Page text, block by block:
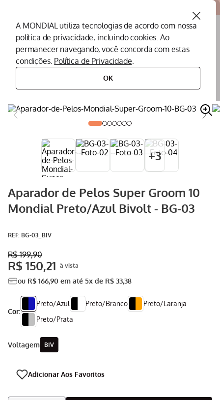
A MONDIAL utiliza tecnologias de acordo com nossa
política de privacidade, incluindo cookies. Ao
permanecer navegando, você concorda com estas
condições. Política de Privacidade.
OK
O que você procura?
aparador de pelos
+3
Aparador de Pelos Super Groom 10
Mondial Preto/Azul Bivolt - BG-03
: BG-03_BIV
R$ 199,90
R$ 150,21
ou R$ 166,90 em até 5x de R$ 33,38
Cor:
Preto/Azul Preto/Branco
Preto/Laranja
Preto/Prata
voltagem BIV
2º Air Fryer
Assistencia Tecnica
Liquidificador
7º Panificadora
9º Aspirador
10ºMultiprocessador